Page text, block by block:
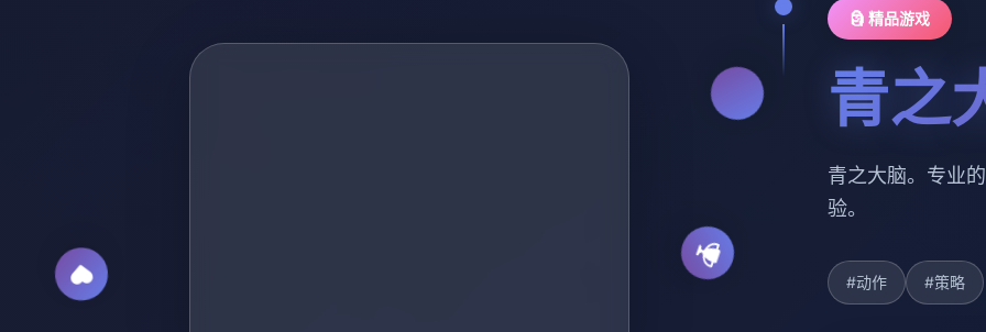
🗿 精品游戏
青之
青之大脑。专业
验。
#动作 #策略